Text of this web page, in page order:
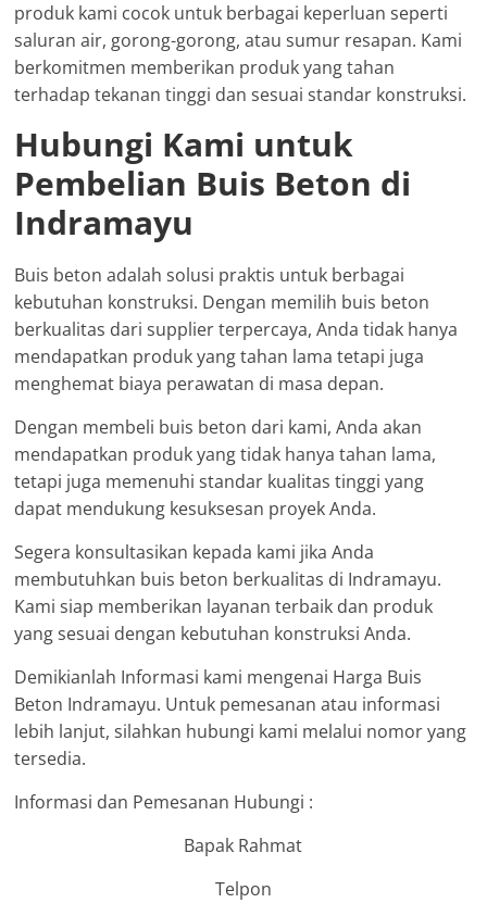
produk kami cocok untuk berbagai keperluan seperti
saluran air, gorong-gorong, atau sumur resapan. Kami
berkomitmen memberikan produk yang tahan
terhadap tekanan tinggi dan sesuai standar konstruksi.
Hubungi Kami untuk
Pembelian Buis Beton di
Indramayu
Buis beton adalah solusi praktis untuk berbagai
kebutuhan konstruksi. Dengan memilih buis beton
berkualitas dari supplier terpercaya, Anda tidak hanya
mendapatkan produk yang tahan lama tetapi juga
menghemat biaya perawatan di masa depan.
Dengan membeli buis beton dari kami, Anda akan
mendapatkan produk yang tidak hanya tahan lama,
tetapi juga memenuhi standar kualitas tinggi yang
dapat mendukung kesuksesan proyek Anda.
Segera konsultasikan kepada kami jika Anda
membutuhkan buis beton berkualitas di Indramayu.
Kami siap memberikan layanan terbaik dan produk
yang sesuai dengan kebutuhan konstruksi Anda.
Demikianlah Informasi kami mengenai Harga Buis
Beton Indramayu. Untuk pemesanan atau informasi
lebih lanjut, silahkan hubungi kami melalui nomor yang
tersedia.
Informasi dan Pemesanan Hubungi :
Bapak Rahmat
Telpon